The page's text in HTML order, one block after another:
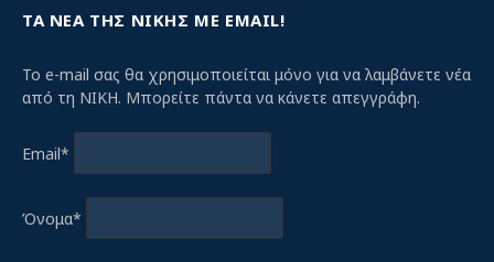
ΤΑ ΝΕΑ ΤΗΣ ΝΙΚΗΣ ΜΕ EMAIL!
Το e-mail σας θα χρησιμοποιείται μόνο για να λαμβάνετε νέα
από τη ΝΙΚΗ. Μπορείτε πάντα να κάνετε απεγγράφη.
Email*
Όνομα*